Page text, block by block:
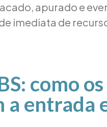
apurado e
imediata de
como
a entrada